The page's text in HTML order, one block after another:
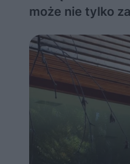
może nie tylko